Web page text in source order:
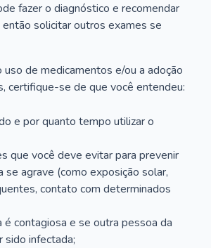
fazer o diagnóstico e recomendar
solicitar outros exames se
uso de medicamentos e/ou a adoção
certifique-se de que você entendeu:
e por quanto tempo utilizar o
que você deve evitar para prevenir
se agrave (como exposição solar,
contato com determinados
é contagiosa e se outra pessoa da
sido infectada;